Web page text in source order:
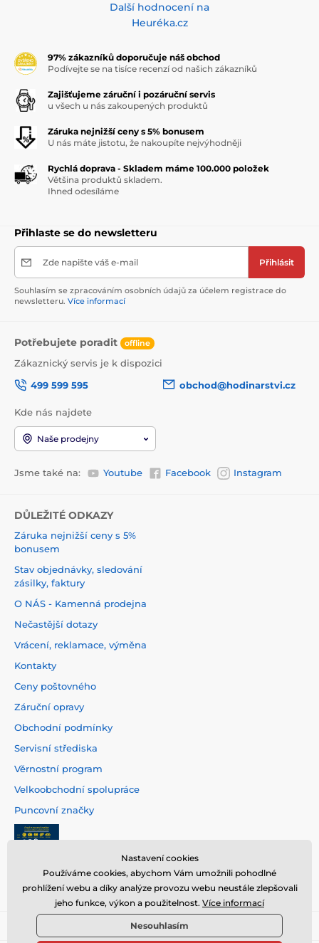
Další hodnocení na
Heuréka.cz
97% zákazníků doporučuje náš obchod
Podívejte se na tisíce recenzí od našich zákazníků
Zajišťujeme záruční i pozáruční servis
u všech u nás zakoupených produktů
Záruka nejnižší ceny s 5% bonusem
U nás máte jistotu, že nakoupíte nejvýhodněji
Rychlá doprava - Skladem máme 100.000 položek
Většina produktů skladem.
Ihned odesíláme
Přihlaste se do newsletteru
Zde napište váš e-mail Přihlásit
Souhlasím se zpracováním osobních údajů za účelem registrace do
newsletteru. Více informací
Potřebujete poradit offline
Zákaznický servis je k dispozici
499 599 595
obchod@hodinarstvi.cz
Kde nás najdete
Naše prodejny
Jsme také na: Youtube Facebook Instagram
DŮLEŽITÉ ODKAZY
Záruka nejnižší ceny s 5%
bonusem
Stav objednávky, sledování
zásilky, faktury
O NÁS - Kamenná prodejna
Nečastější dotazy
Vrácení, reklamace, výměna
Kontakty
Ceny poštovného
Záruční opravy
Obchodní podmínky
Servisní střediska
Věrnostní program
Velkoobchodní spolupráce
Puncovní značky
Nastavení cookies
Používáme cookies, abychom Vám umožnili pohodlné
prohlížení webu a díky analýze provozu webu neustále zlepšovali
jeho funkce, výkon a použitelnost. Více informací
Nesouhlasím